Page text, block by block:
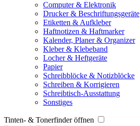
Computer & Elektronik
Drucker & Beschriftungsgeräte
Etiketten & Aufkleber
Haftnotizen & Haftmarker
Kalender, Planer & Organizer
Kleber & Klebeband
Locher & Heftgeräte
Papier
Schreibblöcke & Notizblöcke
Schreiben & Korrigieren
Schreibtisch-Ausstattung
Sonstiges
Tinten- & Tonerfinder öffnen